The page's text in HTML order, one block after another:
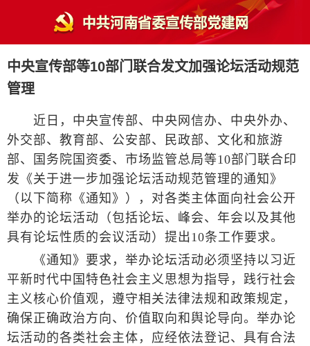
中央宣传部等10部门联合发文加强论坛活动规范
管理
近日，中央宣传部、中央网信办、中央外办、
外交部、教育部、公安部、民政部、文化和旅游
部、国务院国资委、市场监管总局等10部门联合印
发《关于进一步加强论坛活动规范管理的通知》
（以下简称《通知》），对各类主体面向社会公开
举办的论坛活动（包括论坛、峰会、年会以及其他
具有论坛性质的会议活动）提出10条工作要求。
《通知》要求，举办论坛活动必须坚持以习近
平新时代中国特色社会主义思想为指导，践行社会
主义核心价值观，遵守相关法律法规和政策规定，
确保正确政治方向、价值取向和舆论导向。举办论
坛活动的各类社会主体，应经依法登记、具有合法